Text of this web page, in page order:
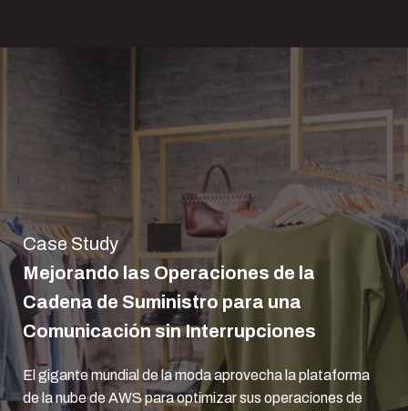
Case Study
Mejorando las Operaciones de la
Cadena de Suministro para una
Comunicación sin Interrupciones
El gigante mundial de la moda aprovecha la plataforma
de la nube de AWS para optimizar sus operaciones de